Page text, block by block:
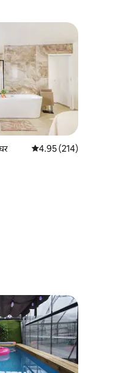
औसत रेटिंग 5 में से 4.95,
4.95 (214)